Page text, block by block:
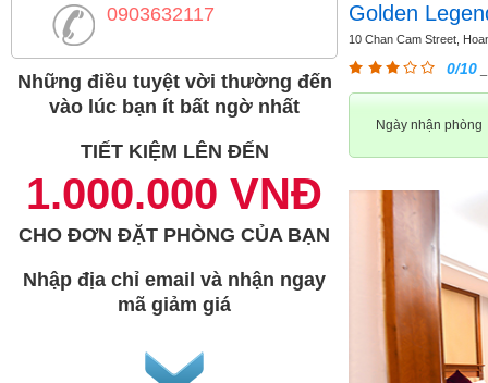
0903632117
Những điều tuyệt vời thường đến
vào lúc bạn ít bất ngờ nhất
TIẾT KIỆM LÊN ĐẾN
1.000.000 VNĐ
CHO ĐƠN ĐẶT PHÒNG CỦA BẠN
Nhập địa chỉ email và nhận ngay
mã giảm giá
Golden
10 Chan Cam Street,
0/10
Ngày nhận phòng